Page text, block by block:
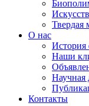
Твердая
О нас
Наши
Научная
Контакты